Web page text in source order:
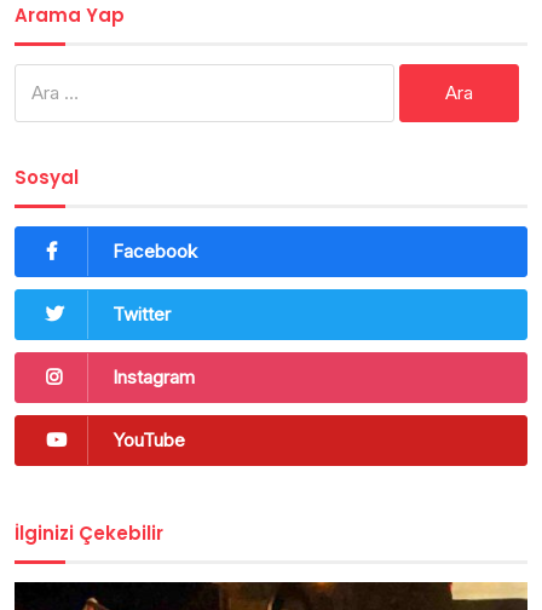
Arama Yap
Sosyal
Facebook
Twitter
Instagram
YouTube
İlginizi Çekebilir